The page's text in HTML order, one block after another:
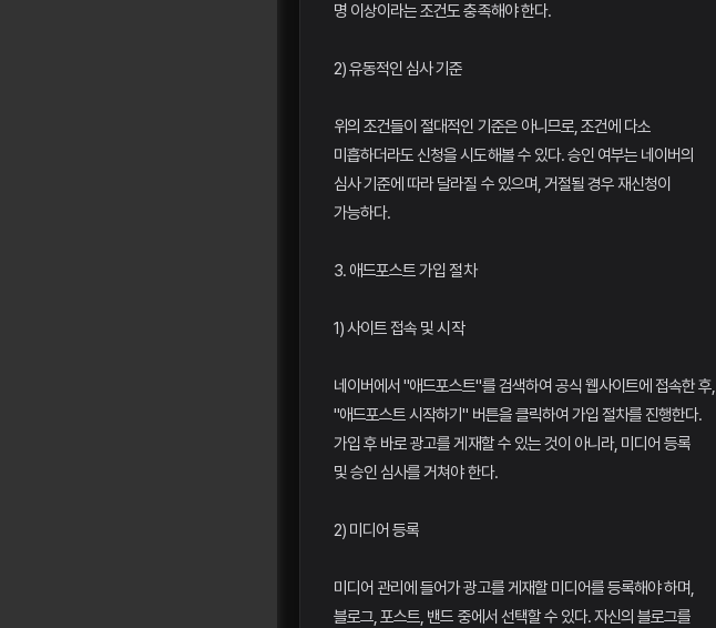
명 이상이라는 조건도 충족해야 한다.
2) 유동적인 심사 기준
위의 조건들이 절대적인 기준은 아니므로, 조건에 다소
미흡하더라도 신청을 시도해볼 수 있다. 승인 여부는 네이버의
심사 기준에 따라 달라질 수 있으며, 거절될 경우 재신청이
가능하다.
3. 애드포스트 가입 절차
1) 사이트 접속 및 시작
네이버에서 "애드포스트"를 검색하여 공식 웹사이트에 접속한 후,
"애드포스트 시작하기" 버튼을 클릭하여 가입 절차를 진행한다.
가입 후 바로 광고를 게재할 수 있는 것이 아니라, 미디어 등록
및 승인 심사를 거쳐야 한다.
2) 미디어 등록
미디어 관리에 들어가 광고를 게재할 미디어를 등록해야 하며,
블로그, 포스트, 밴드 중에서 선택할 수 있다. 자신의 블로그를